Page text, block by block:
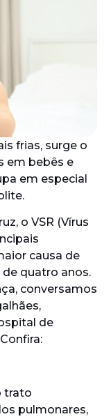
frias, surge o
em bebês e
em especial
o VSR (Vírus
causa de
quatro anos.
conversamos
de
trato
pulmonares,